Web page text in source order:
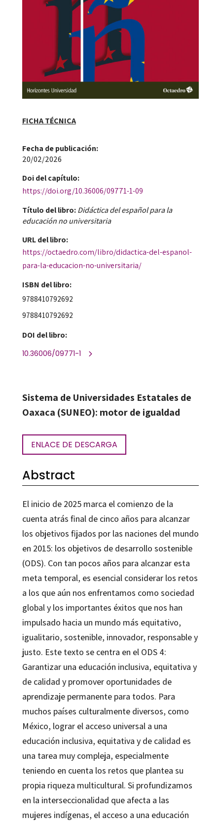
FICHA TÉCNICA
Fecha de publicación​:
20/02/2026
Doi​ del capítulo:
https://doi.org/10.36006/09771-1-09
Título del libro: Didáctica del español para la
educación no universitaria
URL del libro:
https://octaedro.com/libro/didactica-del-espanol-
para-la-educacion-no-universitaria/
ISBN del libro:
9788410792692
9788410792692
DOI del libro:
10.36006/09771-1
Sistema de Universidades Estatales de
Oaxaca (SUNEO): motor de igualdad
ENLACE DE DESCARGA
Abstract
El inicio de 2025 marca el comienzo de la
cuenta atrás final de cinco años para alcanzar
los objetivos fijados por las naciones del mundo
en 2015: los objetivos de desarrollo sostenible
(ODS). Con tan pocos años para alcanzar esta
meta temporal, es esencial considerar los retos
a los que aún nos enfrentamos como sociedad
global y los importantes éxitos que nos han
impulsado hacia un mundo más equitativo,
igualitario, sostenible, innovador, responsable y
justo. Este texto se centra en el ODS 4:
Garantizar una educación inclusiva, equitativa y
de calidad y promover oportunidades de
aprendizaje permanente para todos. Para
muchos países culturalmente diversos, como
México, lograr el acceso universal a una
educación inclusiva, equitativa y de calidad es
una tarea muy compleja, especialmente
teniendo en cuenta los retos que plantea su
propia riqueza multicultural. Si profundizamos
en la interseccionalidad que afecta a las
mujeres indígenas, el acceso a una educación